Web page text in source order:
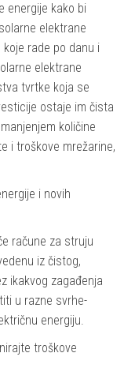
energije kako bi
elektrane
rade po danu i
elektrane
tvrtke koja se
ostaje im čista
količine
i troškove mrežarine,
i novih
račune za struju
iz čistog,
ikakvog zagađenja
u razne svrhe-
energiju.
troškove